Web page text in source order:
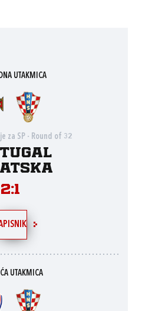
UTAKMICA
za SP - Round of 32
2:1
UTAKMICA